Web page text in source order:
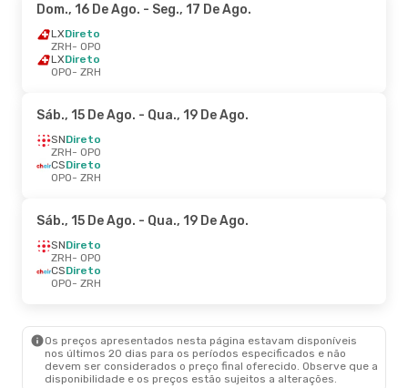
Dom., 16 De Ago. - Seg., 17 De Ago.
LXDireto
ZRH- OPO
LXDireto
OPO- ZRH
Sáb., 15 De Ago. - Qua., 19 De Ago.
SNDireto
ZRH- OPO
CSDireto
OPO- ZRH
Sáb., 15 De Ago. - Qua., 19 De Ago.
SNDireto
ZRH- OPO
CSDireto
OPO- ZRH
Os preços apresentados nesta página estavam disponíveis
nos últimos 20 dias para os períodos especificados e não
devem ser considerados o preço final oferecido. Observe que a
disponibilidade e os preços estão sujeitos a alterações.